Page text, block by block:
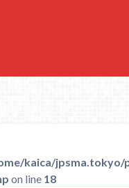
kaica/jpsma.tokyo/
on line 18